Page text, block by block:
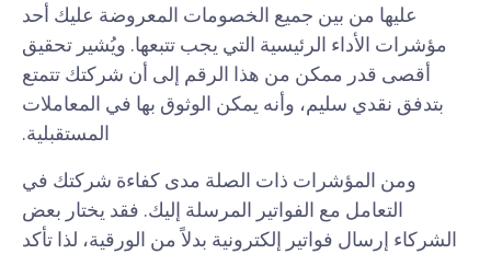
عليها من بين جميع الخصومات المعروضة عليك أحد
مؤشرات الأداء الرئيسية التي يجب تتبعها. ويُشير تحقيق
أقصى قدر ممكن من هذا الرقم إلى أن شركتك تتمتع
بتدفق نقدي سليم، وأنه يمكن الوثوق بها في المعاملات
المستقبلية.
ومن المؤشرات ذات الصلة مدى كفاءة شركتك في
التعامل مع الفواتير المرسلة إليك. فقد يختار بعض
الشركاء إرسال فواتير إلكترونية بدلاً من الورقية، لذا تأكد